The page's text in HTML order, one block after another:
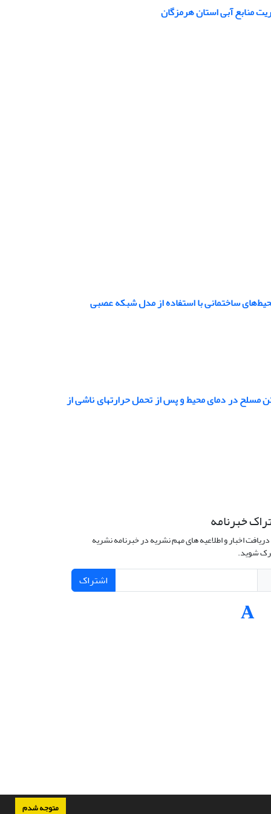
متوجه شدم
منابع آبی استان هرمزگان
ساختمانی با استفاده از مدل شبکه عصبی
در دمای محیط و پس از تحمل حرارتهای ناشی از
خبرنامه
اخبار و اطلاعیه های مهم نشریه در خبرنامه نشریه
شوید.
اشتراک